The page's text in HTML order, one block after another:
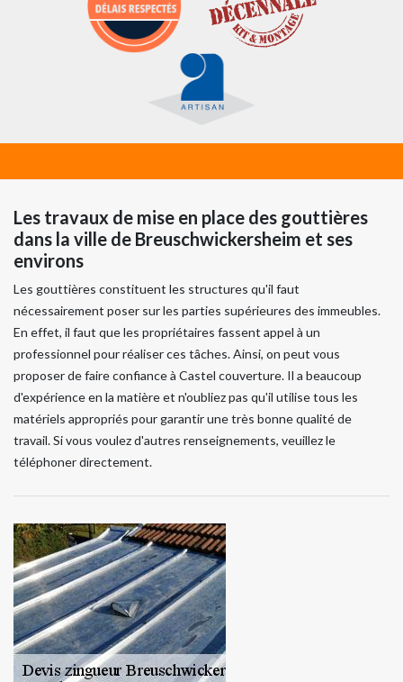
Les travaux de mise en place des gouttières
dans la ville de Breuschwickersheim et ses
environs
Les gouttières constituent les structures qu'il faut
nécessairement poser sur les parties supérieures des immeubles.
En effet, il faut que les propriétaires fassent appel à un
professionnel pour réaliser ces tâches. Ainsi, on peut vous
proposer de faire confiance à Castel couverture. Il a beaucoup
d'expérience en la matière et n'oubliez pas qu'il utilise tous les
matériels appropriés pour garantir une très bonne qualité de
travail. Si vous voulez d'autres renseignements, veuillez le
téléphoner directement.